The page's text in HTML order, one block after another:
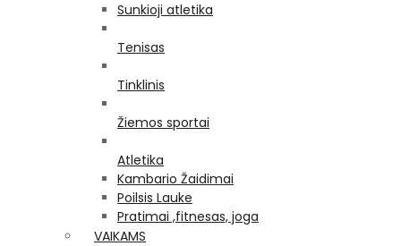
Sunkioji atletika
Tenisas
Tinklinis
Žiemos sportai
Atletika
Kambario Žaidimai
Poilsis Lauke
Pratimai ,fitnesas, joga
VAIKAMS